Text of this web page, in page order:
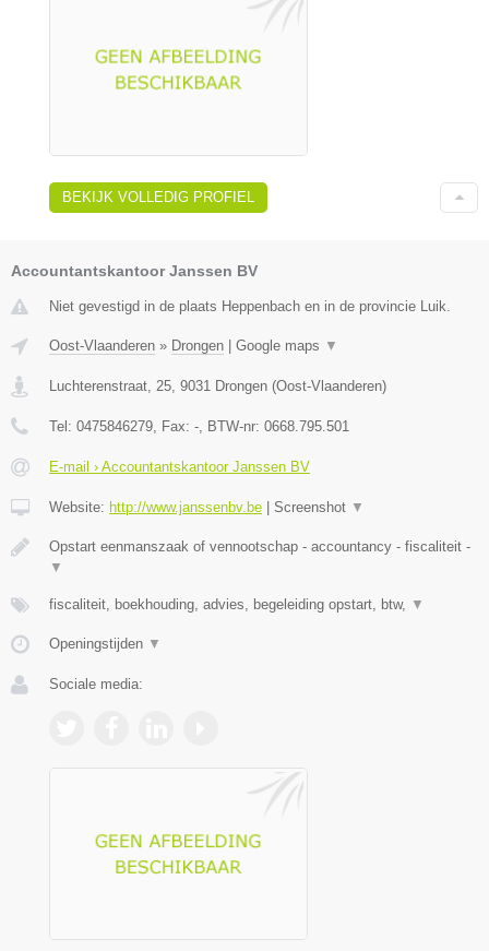
BEKIJK VOLLEDIG PROFIEL
Accountantskantoor Janssen BV
Niet gevestigd in de plaats Heppenbach en in de provincie Luik.
Oost-Vlaanderen » Drongen Google maps ▼
Luchterenstraat, 25 9031 Drongen (Oost-Vlaanderen)
Tel: 0475846279 , Fax: - , BTW-nr: 0668.795.501
E-mail › Accountantskantoor Janssen BV
Website: http://www.janssenbv.be Screenshot ▼
Opstart eenmanszaak of vennootschap - accountancy - fiscaliteit -
▼
fiscaliteit, boekhouding, advies, begeleiding opstart, btw, ▼
Openingstijden ▼
Sociale media: